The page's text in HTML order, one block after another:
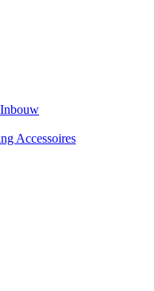
Accessoires